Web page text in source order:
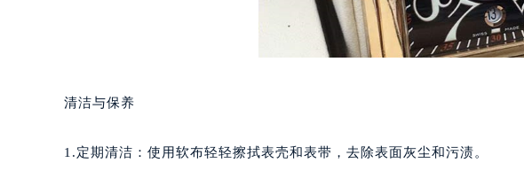
沈阳市沈河区中街路83号亨得利名表服务中心（品牌授
乌鲁木齐市天山区红山路26号时代广场（CCMALL）C
佛山市禅城区季华五路57号万科金融中心C座12层1205室
清洁与保养
1.定期清洁：使用软布轻轻擦拭表壳和表带，去除表面灰尘和污渍。